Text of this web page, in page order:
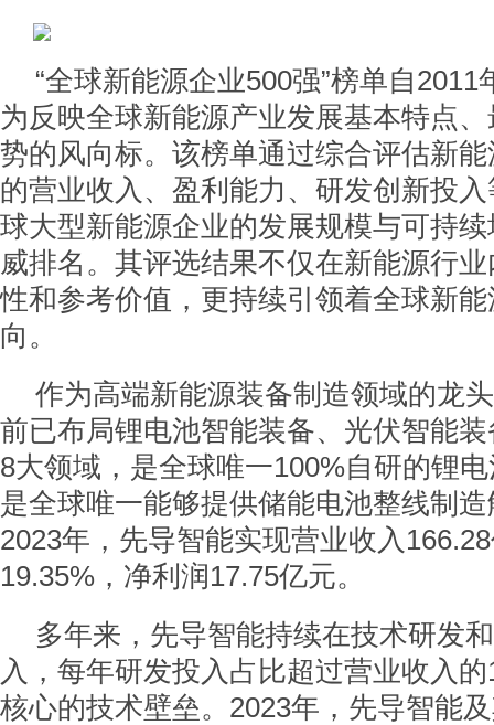
“全球新能源企业500强”榜单自
为反映全球新能源产业发展基本特点
势的风向标。该榜单通过综合评估新
的营业收入、盈利能力、研发创新投
球大型新能源企业的发展规模与可持
威排名。其评选结果不仅在新能源行
性和参考价值，更持续引领着全球新
向。
作为高端新能源装备制造领域的龙
前已布局锂电池智能装备、光伏智能
8大领域，是全球唯一100%自研的锂
是全球唯一能够提供储能电池整线制
2023年，先导智能实现营业收入
19.35%，净利润17.75亿元。
多年来，先导智能持续在技术研发
入，每年研发投入占比超过营业收入
核心的技术壁垒。2023年，先导智能